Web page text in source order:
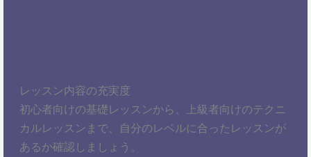
レッスン内容の充実度
初心者向けの基礎レッスンから、上級者向けのテクニ
カルレッスンまで、自分のレベルに合ったレッスンが
あるか確認しましょう。